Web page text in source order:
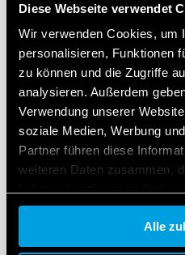
Diese Webseite verwendet
Wir verwenden Cookies, um
personalisieren, Funktionen
zu können und die Zugriffe
analysieren. Außerdem
Verwendung unserer
soziale Medien, Werbung
Partner führen diese
weiteren Daten zusammen,
gesammelt haben.
Cookie policy.
Alle